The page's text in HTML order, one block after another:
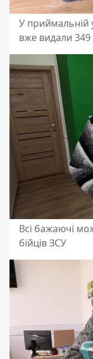
У приймальній
вже видали 349
Всі бажаючі
бійців ЗСУ